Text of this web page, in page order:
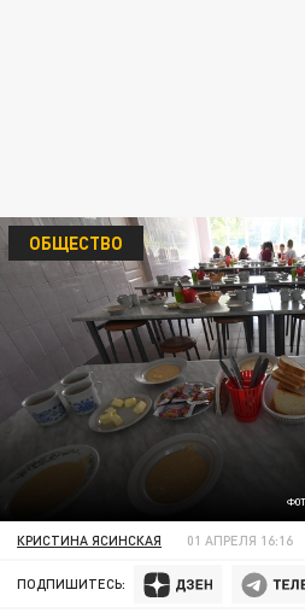
ОБЩЕСТВО
КРИСТИНА ЯСИНСКАЯ 01 АПРЕЛЯ 16:16
ПОДПИШИТЕСЬ: